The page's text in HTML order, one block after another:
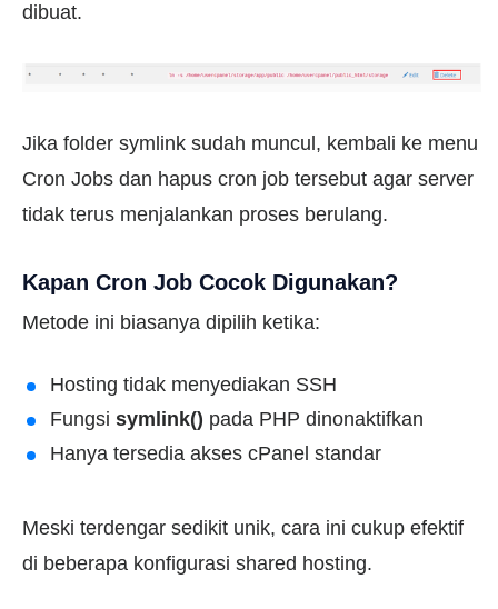
dibuat.
Jika folder symlink sudah muncul, kembali ke menu
Cron Jobs dan hapus cron job tersebut agar server
tidak terus menjalankan proses berulang.
Kapan Cron Job Cocok Digunakan?
Metode ini biasanya dipilih ketika:
Hosting tidak menyediakan SSH
Fungsi symlink() pada PHP dinonaktifkan
Hanya tersedia akses cPanel standar
Meski terdengar sedikit unik, cara ini cukup efektif
di beberapa konfigurasi shared hosting.